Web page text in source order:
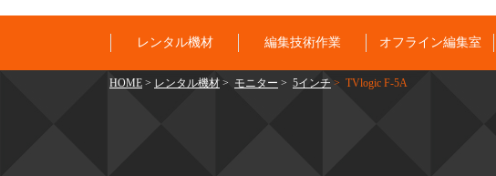
レンタル機材 編集技術作業 オフライン編集室
HOME > レンタル機材 > モニター > 5インチ > TVlogic F-5A